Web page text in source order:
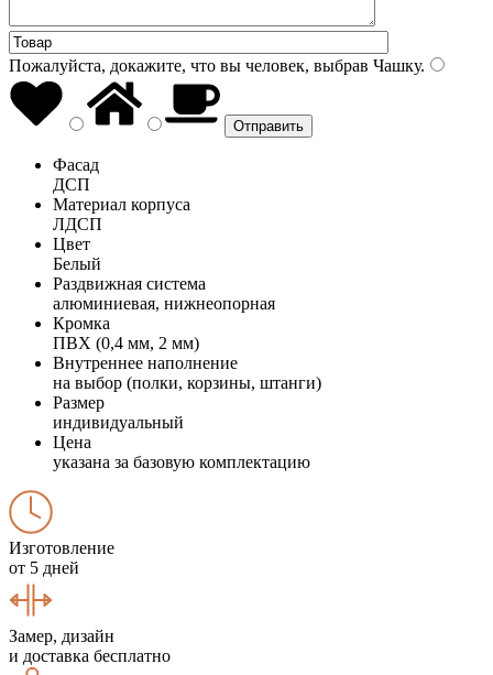
Пожалуйста, докажите, что вы человек, выбрав Чашку.
Фасад
ДСП
Материал корпуса
ЛДСП
Цвет
Белый
Раздвижная система
алюминиевая, нижнеопорная
Кромка
ПВХ (0,4 мм, 2 мм)
Внутреннее наполнение
на выбор (полки, корзины, штанги)
Размер
индивидуальный
Цена
указана за базовую комплектацию
Изготовление
от 5 дней
Замер, дизайн
и доставка бесплатно